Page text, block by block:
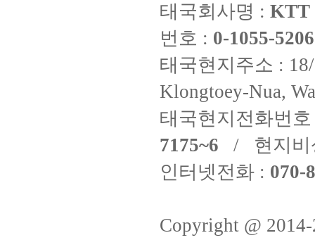
태국회사명 : KTT
번호 : 0-1055-
태국현지주소 :
Klongtoey-Nua,
태국현지전화번
7175~6 / 현지비
인터넷전화 : 070-
Copyright @